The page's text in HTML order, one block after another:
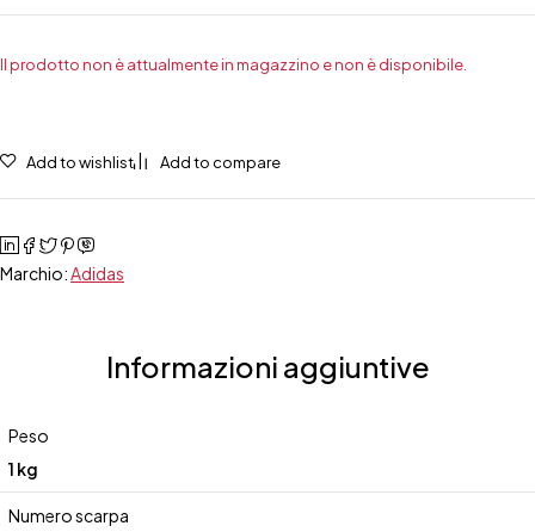
Il prodotto non è attualmente in magazzino e non è disponibile.
Add to wishlist Add to compare
Marchio:Adidas
Informazioni aggiuntive
Peso
1 kg
Numero scarpa